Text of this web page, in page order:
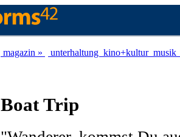
magazin » unterhaltung kino+kultur musik
Boat Trip